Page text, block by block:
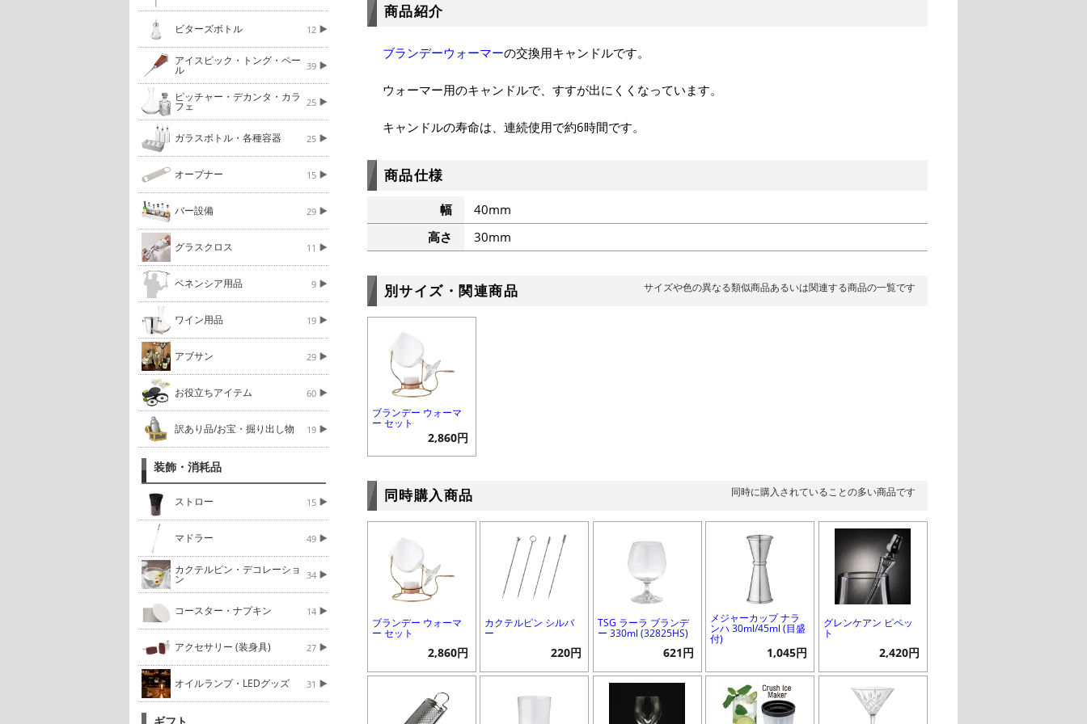
ビターズボトル 12
アイスピック・トング・ペー
ル 39
ピッチャー・デカンタ・カラ
フェ 25
ガラスボトル・各種容器 25
オープナー 15
バー設備 29
グラスクロス 11
ベネンシア用品 9
ワイン用品 19
アブサン 29
お役立ちアイテム 60
訳あり品/お宝・掘り出し物 19
装飾・消耗品
ストロー 15
マドラー 49
カクテルピン・デコレーショ
ン 34
コースター・ナプキン 14
アクセサリー (装身具) 27
オイルランプ・LEDグッズ 31
商品紹介
ブランデーウォーマーの交換用キャンドルです。
ウォーマー用のキャンドルで、すすが出にくくなっています。
キャンドルの寿命は、連続使用で約6時間です。
商品仕様
幅
40mm
高さ
30mm
別サイズ・関連商品 サイズや色の異なる類似商品あるいは関連する商品の一覧です
ブランデー ウォーマ
ー セット
2,860円
同時購入商品 同時に購入されていることの多い商品です
ブランデー ウォーマ
ー セット
2,860円
カクテルピン シルバ
ー
220円
TSG ラーラ ブランデ
ー 330ml (32825HS)
621円
メジャーカップ ナラ
ンハ 30ml/45ml (目盛
付)
1,045円
グレンケアン ピペッ
ト
2,420円